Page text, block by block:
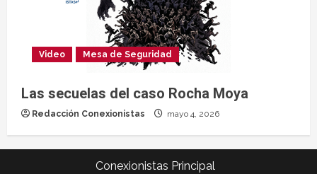
Video Mesa de Seguridad
Las secuelas del caso Rocha Moya
Redacción Conexionistas mayo 4, 2026
Conexionistas Principal